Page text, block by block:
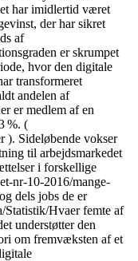
har imidlertid været
der har sikret
af
er skrumpet
hvor den digitale
transformeret
andelen af
er medlem af en
%. (
). Sideløbende vokser
til arbejdsmarkedet
i forskellige
nr-10-2016/mange-
dels jobs de er
Hvaer femte af
understøtter den
om fremvæksten af et